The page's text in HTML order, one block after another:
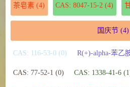
茶皂素 (4) CAS: 8047-15-2 (4)
国庆节(4)
CAS: 116-53-0 (0) R(+)-alpha-苯乙
CAS: 77-52-1 (0) CAS: 1338-41-6